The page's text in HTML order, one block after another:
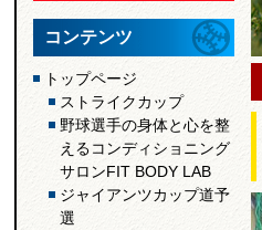
コンテンツ
トップページ
ストライクカップ
野球選手の身体と心を整
えるコンディショニング
サロンFIT BODY LAB
ジャイアンツカップ道予
選